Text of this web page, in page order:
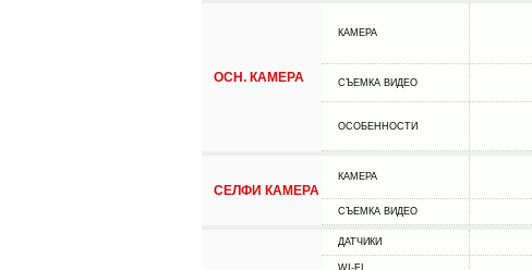
ОСН. КАМЕРА
КАМЕРА
СЪЕМКА ВИДЕО
ОСОБЕННОСТИ
СЕЛФИ КАМЕРА
КАМЕРА
СЪЕМКА ВИДЕО
ДАТЧИКИ
WI-FI